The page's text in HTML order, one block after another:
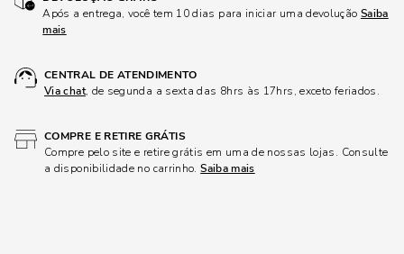
Após a entrega, você tem 10 dias para iniciar uma devolução Saiba
mais
CENTRAL DE ATENDIMENTO
Via chat, de segunda a sexta das 8hrs às 17hrs, exceto feriados.
COMPRE E RETIRE GRÁTIS
Compre pelo site e retire grátis em uma de nossas lojas. Consulte
a disponibilidade no carrinho.Saiba mais